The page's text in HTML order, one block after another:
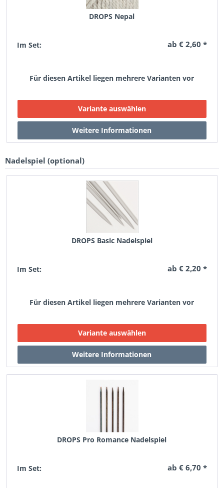
DROPS Nepal
Im Set: ab € 2,60 *
Für diesen Artikel liegen mehrere Varianten vor
Nadelspiel (optional)
DROPS Basic Nadelspiel
Im Set: ab € 2,20 *
Für diesen Artikel liegen mehrere Varianten vor
DROPS Pro Romance Nadelspiel
Im Set: ab € 6,70 *